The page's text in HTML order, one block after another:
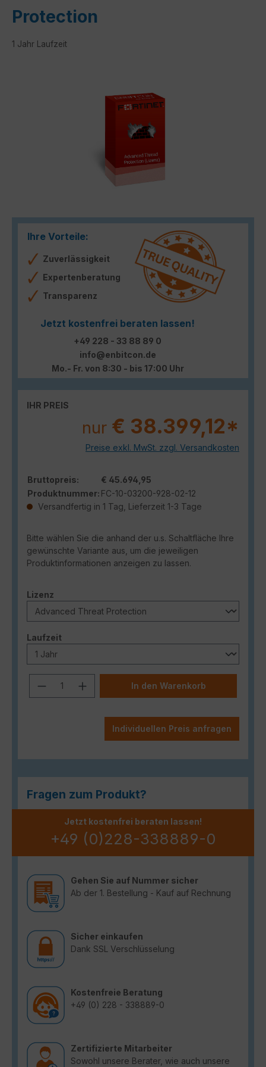
Protection
1 Jahr Laufzeit
Ihre Vorteile:
Zuverlässigkeit
Expertenberatung
Transparenz
Jetzt kostenfrei beraten lassen!
+49 228 - 33 88 89 0
info@enbitcon.de
Mo.- Fr. von 8:30 - bis 17:00 Uhr
IHR PREIS
nur € 38.399,12*
Preise exkl. MwSt. zzgl. Versandkosten
Bruttopreis:
€ 45.694,95
Produktnummer: FC-10-03200-928-02-12
Versandfertig in 1 Tag, Lieferzeit 1-3 Tage
Bitte wählen Sie die anhand der u.s. Schaltfläche Ihre
gewünschte Variante aus, um die jeweiligen
Produktinformationen anzeigen zu lassen.
Lizenz
Laufzeitauswählen
Produkt Anzahl: Gib den
In den Warenkorb
Individuellen Preis anfragen
Fragen zum Produkt?
Jetzt kostenfrei beraten lassen!
+49 (0)228-338889-0
Gehen Sie auf Nummer sicher
Ab der 1. Bestellung - Kauf auf Rechnung
Sicher einkaufen
Dank SSL Verschlüsselung
Kostenfreie Beratung
+49 (0) 228 - 338889-0
Zertifizierte Mitarbeiter
Sowohl unsere Berater, wie auch unsere